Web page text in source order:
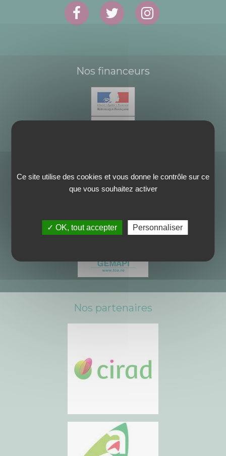
Nos financeurs
Nos partenaires
Ce site utilise des cookies et vous donne le contrôle sur ce
que vous souhaitez activer
✓ OK, tout accepter Personnaliser